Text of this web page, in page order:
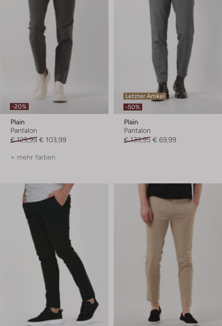
-20%
Plain
Pantalon
€ 129,99 € 103,99
+ mehr farben
Letzter Artikel
-50%
Plain
Pantalon
€ 139,95 € 69,99